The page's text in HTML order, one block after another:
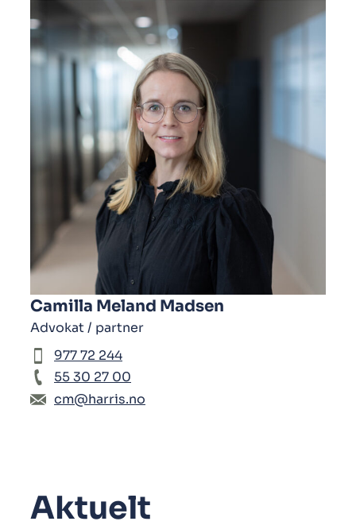
Camilla Meland Madsen
Advokat / partner
977 72 244
55 30 27 00
cm@harris.no
Aktuelt